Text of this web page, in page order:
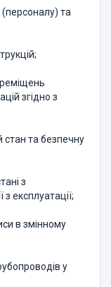
(персоналу) та
згідно з
стан та безпечну
з
експлуатації;
в змінному
у